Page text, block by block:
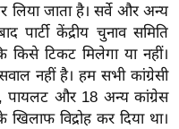
लिया जाता है। सर्वे और अन्य
केंद्रीय चुनाव समिति
टिकट मिलेगा या नहीं।
नहीं है। हम सभी कांग्रेसी
और 18 अन्य कांग्रेस
विद्रोह कर दिया था।